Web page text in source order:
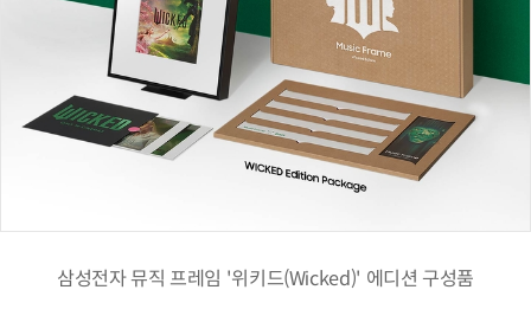
삼성전자 뮤직 프레임 '위키드(Wicked)' 에디션 구성품